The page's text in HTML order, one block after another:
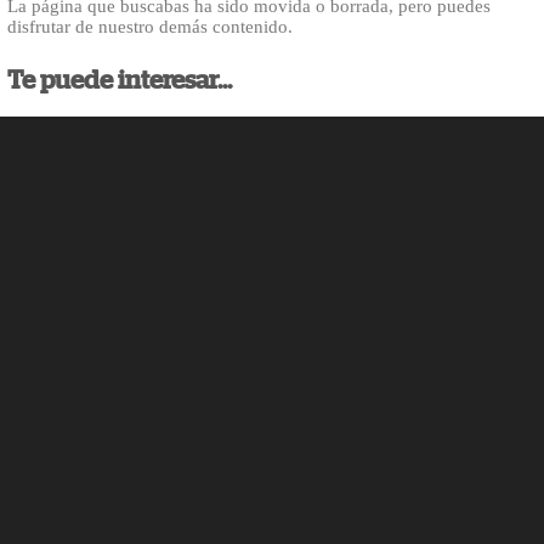
La página que buscabas ha sido movida o borrada, pero puedes
disfrutar de nuestro demás contenido.
Te puede interesar...